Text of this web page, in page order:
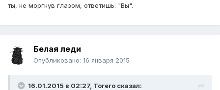
ты, не моргнув глазом, ответишь: "Вы".
Белая леди
Опубликовано: 16 января 2015
16.01.2015 в 02:27, Тоrero сказал: